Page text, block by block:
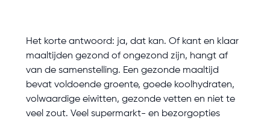
Het korte antwoord: ja, dat kan. Of kant en klaar
maaltijden gezond of ongezond zijn, hangt af
van de samenstelling. Een gezonde maaltijd
bevat voldoende groente, goede koolhydraten,
volwaardige eiwitten, gezonde vetten en niet te
veel zout. Veel supermarkt- en bezorgopties